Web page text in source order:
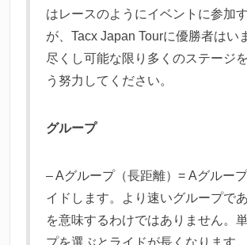
はレースのようにイベントに参加
が、Tacx Japan Tourに優勝者はい
尽くし可能な限り多くのステージ
う努力してください。
グループ
– Aグループ（長距離）= Aグルー
イドします。より速いグループで
を意味するわけではありません。
プを選ぶとライドが長くなります